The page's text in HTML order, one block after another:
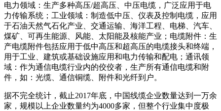
电力领域：生产多种高压/超高压、中压电缆，广泛应用于电
力传输系统；工业领域：制造低中压、仪表及控制电缆，应用
于石油天然气石化产业、交通运输、海洋工程、电梯、汽车、
煤矿、可再生能源、风能、太阳能及核能产业；电缆附件：生
产电缆附件包括应用于低中高压和超高压的电缆接头和终端，
用于工业、建筑或基础设施应用和电力传输和配电；通讯领
域：作为通信电缆行业内的佼佼者，生产所有通信电缆和附
件，如：光缆、通信铜缆、附件和光纤到户。
据不完全统计，截止2017年底，中国线缆企业数量达到一万余
家，规模以上企业数量约为4000多家，但整个行业集中度极